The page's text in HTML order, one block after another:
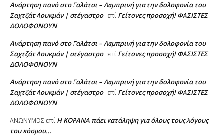
Ανάρτηση πανό στο Γαλάτσι – Λαμπρινή για την δολοφονία του
Σαχτζάτ Λουκμάν | στέγαστρο επί Γείτονες προσοχή! ΦΑΣΙΣΤΕΣ
ΔΟΛΟΦΟΝΟΥΝ
Ανάρτηση πανό στο Γαλάτσι – Λαμπρινή για την δολοφονία του
Σαχτζάτ Λουκμάν | στέγαστρο επί Γείτονες προσοχή! ΦΑΣΙΣΤΕΣ
ΔΟΛΟΦΟΝΟΥΝ
Ανάρτηση πανό στο Γαλάτσι – Λαμπρινή για την δολοφονία του
Σαχτζάτ Λουκμάν | στέγαστρο επί Γείτονες προσοχή! ΦΑΣΙΣΤΕΣ
ΔΟΛΟΦΟΝΟΥΝ
AΝΩΝΥΜΟΣ επί Η KOPANA πάει κατάληψη για όλους τους λόγους
του κόσμου…